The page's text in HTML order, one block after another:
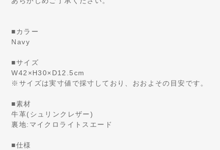
■カラー
Navy
■サイズ
W42×H30×D12.5cm
※サイズは実寸値で採寸しており、おおよその目安です。
■素材
牛革(シュリンクレザー)
裏地:マイクロライトスエード
■仕様